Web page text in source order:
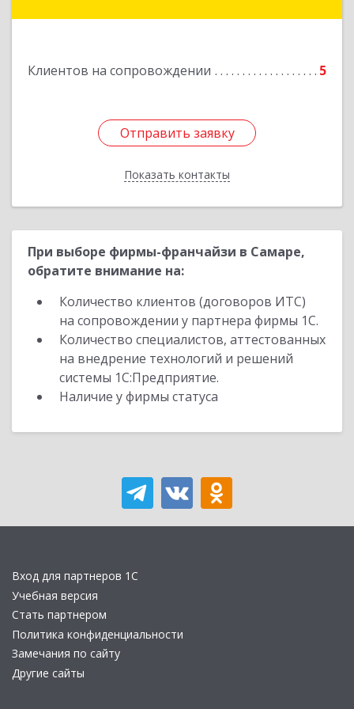
Клиентов на сопровождении 5
Отправить заявку
Показать контакты
Отправить заявку
Назад
При выборе фирмы-франчайзи в Самаре,
обратите внимание на:
Количество клиентов (договоров ИТС)
на сопровождении у партнера фирмы 1С.
Количество специалистов, аттестованных
на внедрение технологий и решений
системы 1С:Предприятие.
Наличие у фирмы статуса
Вход для партнеров 1С
Учебная версия
Стать партнером
Политика конфиденциальности
Замечания по сайту
Другие сайты